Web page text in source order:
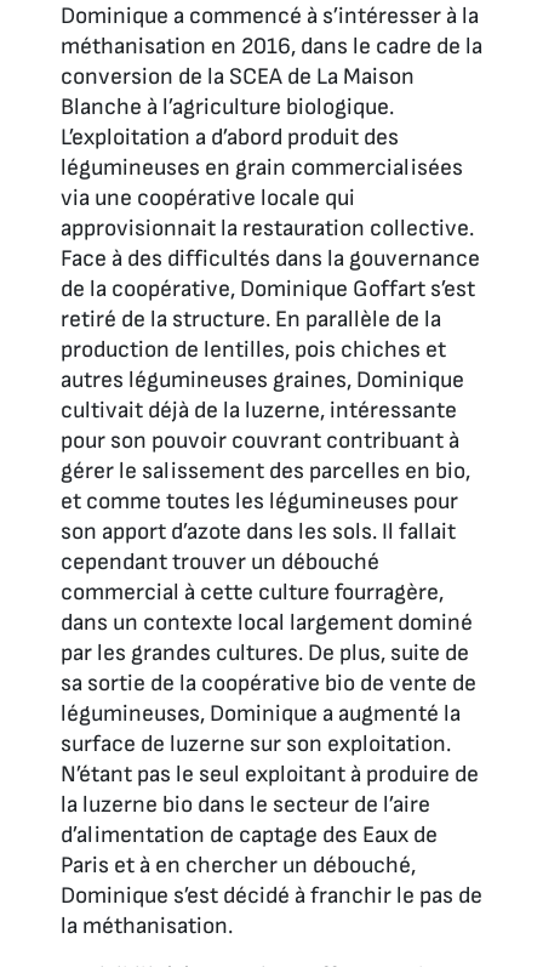
Dominique a commencé à s’intéresser à la
méthanisation en 2016, dans le cadre de la
conversion de la SCEA de La Maison
Blanche à l’agriculture biologique.
L’exploitation a d’abord produit des
légumineuses en grain commercialisées
via une coopérative locale qui
approvisionnait la restauration collective.
Face à des difficultés dans la gouvernance
de la coopérative, Dominique Goffart s’est
retiré de la structure. En parallèle de la
production de lentilles, pois chiches et
autres légumineuses graines, Dominique
cultivait déjà de la luzerne, intéressante
pour son pouvoir couvrant contribuant à
gérer le salissement des parcelles en bio,
et comme toutes les légumineuses pour
son apport d’azote dans les sols. Il fallait
cependant trouver un débouché
commercial à cette culture fourragère,
dans un contexte local largement dominé
par les grandes cultures. De plus, suite de
sa sortie de la coopérative bio de vente de
légumineuses, Dominique a augmenté la
surface de luzerne sur son exploitation.
N’étant pas le seul exploitant à produire de
la luzerne bio dans le secteur de l’aire
d’alimentation de captage des Eaux de
Paris et à en chercher un débouché,
Dominique s’est décidé à franchir le pas de
la méthanisation.